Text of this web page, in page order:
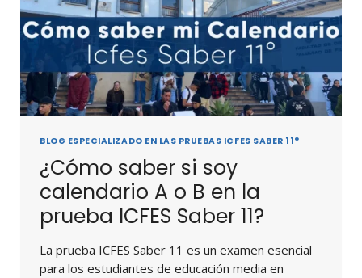
BLOG ESPECIALIZADO EN LAS PRUEBAS ICFES SABER 11°
¿Cómo saber si soy
calendario A o B en la
prueba ICFES Saber 11?
La prueba ICFES Saber 11 es un examen esencial
para los estudiantes de educación media en